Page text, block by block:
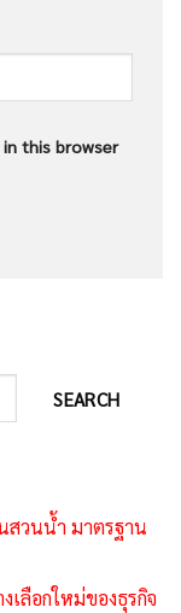
this browser
SEARCH
สวนน้ำ มาตรฐาน
เลือกใหม่ของธุรกิจ